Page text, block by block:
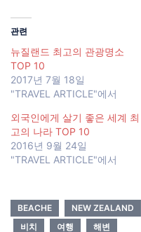
관련
뉴질랜드 최고의 관광명소
TOP 10
2017년 7월 18일
"TRAVEL ARTICLE"에서
외국인에게 살기 좋은 세계 최
고의 나라 TOP 10
2016년 9월 24일
"TRAVEL ARTICLE"에서
BEACHE NEW ZEALAND
비치
여행 해변